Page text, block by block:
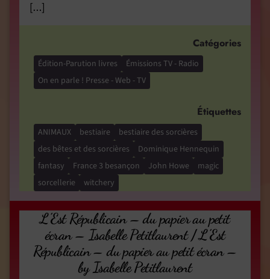
[…]
Catégories
Édition-Parution livres
Émissions TV - Radio
On en parle ! Presse - Web - TV
Étiquettes
ANIMAUX bestiaire
bestiaire des sorcières
des bêtes et des sorcières
Dominique Hennequin
fantasy
France 3 besançon John Howe
magic
sorcellerie
witchery
L’Est Républicain – du papier au petit
écran – Isabelle Petitlaurent / L’Est
Républicain – du papier au petit écran –
by Isabelle Petitlaurent